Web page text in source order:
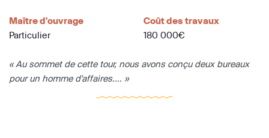
Maître d'ouvrage
Particulier
Coût des travaux
180 000€
« Au sommet de cette tour, nous avons conçu deux bureaux
pour un homme d'affaires.... »